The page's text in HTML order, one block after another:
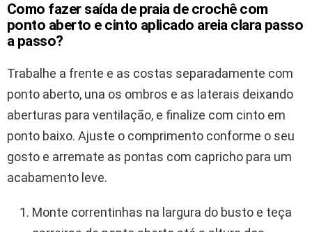
Como fazer saída de praia de crochê com
ponto aberto e cinto aplicado areia clara passo
a passo?
Trabalhe a frente e as costas separadamente com
ponto aberto, una os ombros e as laterais deixando
aberturas para ventilação, e finalize com cinto em
ponto baixo. Ajuste o comprimento conforme o seu
gosto e arremate as pontas com capricho para um
acabamento leve.
Monte correntinhas na largura do busto e teça